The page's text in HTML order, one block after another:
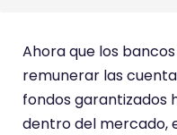
Ahora que los
remunerar las
fondos garantizados
dentro del mercado,